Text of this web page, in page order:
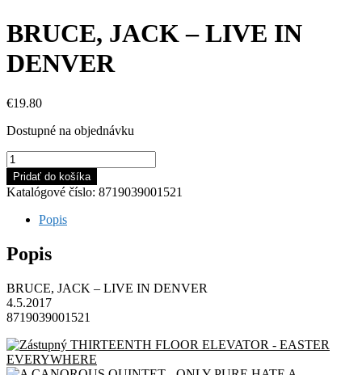
BRUCE, JACK – LIVE IN
DENVER
€19.80
Dostupné na objednávku
množstvo
BRUCE,
JACK
-
LIVE
DENVER
Pridať do košíka
Katalógové číslo: 8719039001521
Popis
Popis
BRUCE, JACK – LIVE IN DENVER
4.5.2017
8719039001521
THIRTEENTH FLOOR ELEVATOR - EASTER
EVERYWHERE